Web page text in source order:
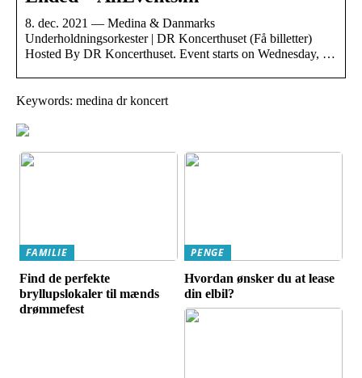
8. dec. 2021 — Medina & Danmarks
Underholdningsorkester | DR Koncerthuset (Få billetter)
Hosted By DR Koncerthuset. Event starts on Wednesday, …
Keywords: medina dr koncert
FAMILIE
Find de perfekte
bryllupslokaler til mænds
drømmefest
PENGE
Hvordan ønsker du at lease
din elbil?